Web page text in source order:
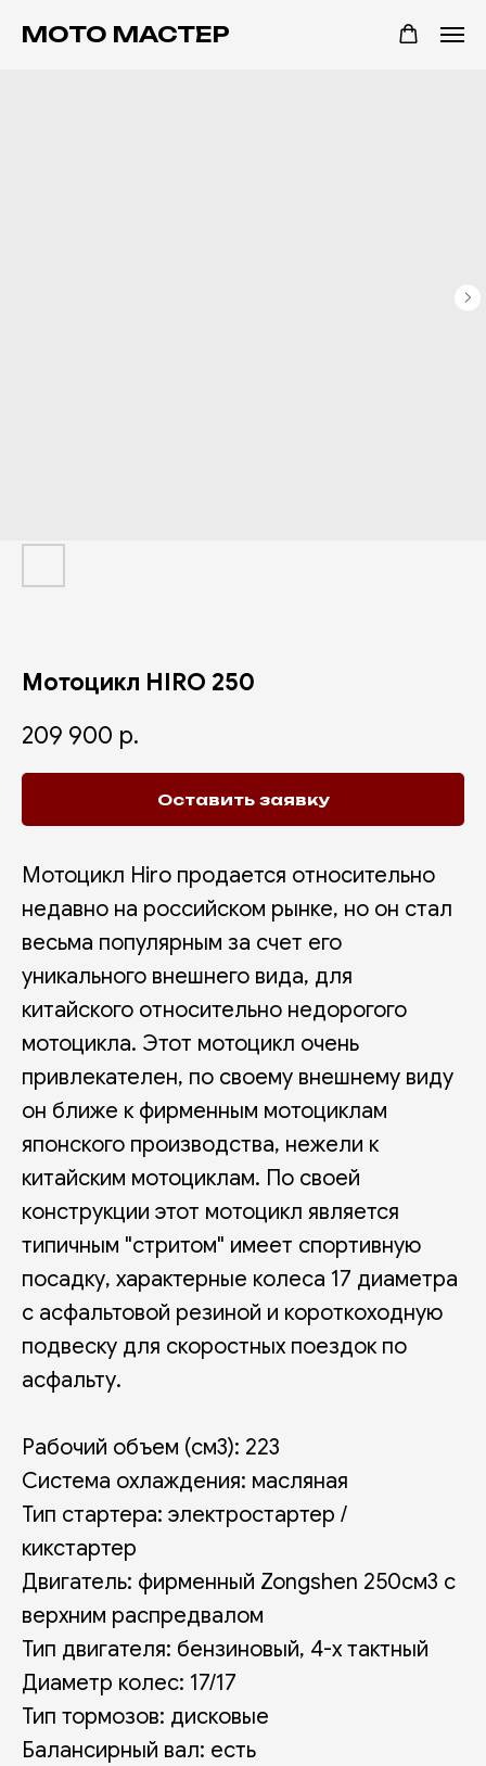
Мотоцикл HIRO 250
209 900 р.
Оставить заявку
Мотоцикл Hiro продается относительно
недавно на российском рынке, но он стал
весьма популярным за счет его
уникального внешнего вида, для
китайского относительно недорогого
мотоцикла. Этот мотоцикл очень
привлекателен, по своему внешнему виду
он ближе к фирменным мотоциклам
японского производства, нежели к
китайским мотоциклам. По своей
конструкции этот мотоцикл является
типичным "стритом" имеет спортивную
посадку, характерные колеса 17 диаметра
с асфальтовой резиной и короткоходную
подвеску для скоростных поездок по
асфальту.
Рабочий объем (см3): 223
Система охлаждения: масляная
Тип стартера: электростартер /
кикстартер
Двигатель: фирменный Zongshen 250см3 c
верхним распредвалом
Тип двигателя: бензиновый, 4-х тактный
Диаметр колес: 17/17
Тип тормозов: дисковые
Балансирный вал: есть
МОТО МАСТЕР